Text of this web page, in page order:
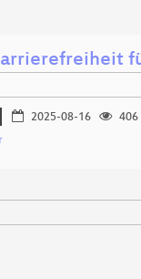
2025-08-16
406